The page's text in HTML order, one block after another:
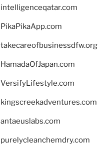
intelligenceqatar.com
PikaPikaApp.com
takecareofbusinessdfw.org
HamadaOfJapan.com
VersifyLifestyle.com
kingscreekadventures.com
antaeuslabs.com
purelycleanchemdry.com